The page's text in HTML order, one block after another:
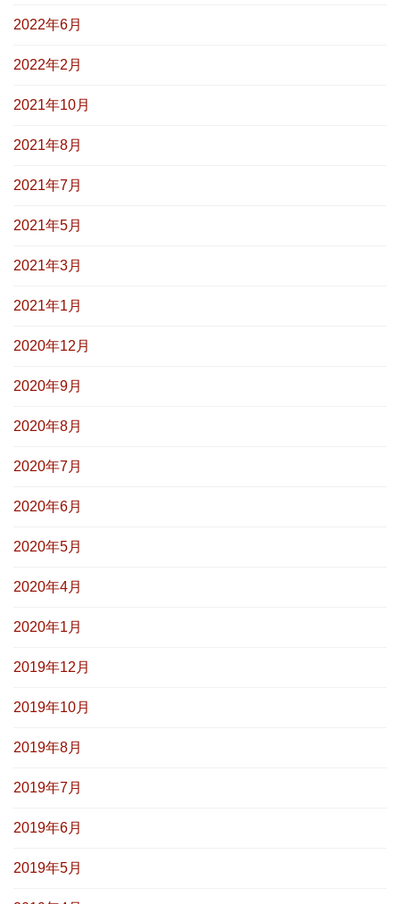
2022年6月
2022年2月
2021年10月
2021年8月
2021年7月
2021年5月
2021年3月
2021年1月
2020年12月
2020年9月
2020年8月
2020年7月
2020年6月
2020年5月
2020年4月
2020年1月
2019年12月
2019年10月
2019年8月
2019年7月
2019年6月
2019年5月